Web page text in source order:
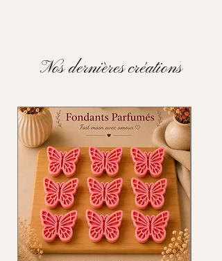
Nos dernières créations